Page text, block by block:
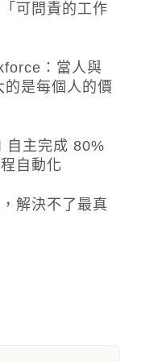
可問責的工作
：當人與
是每個人的價
自主完成 80%
自動化
解決不了最真